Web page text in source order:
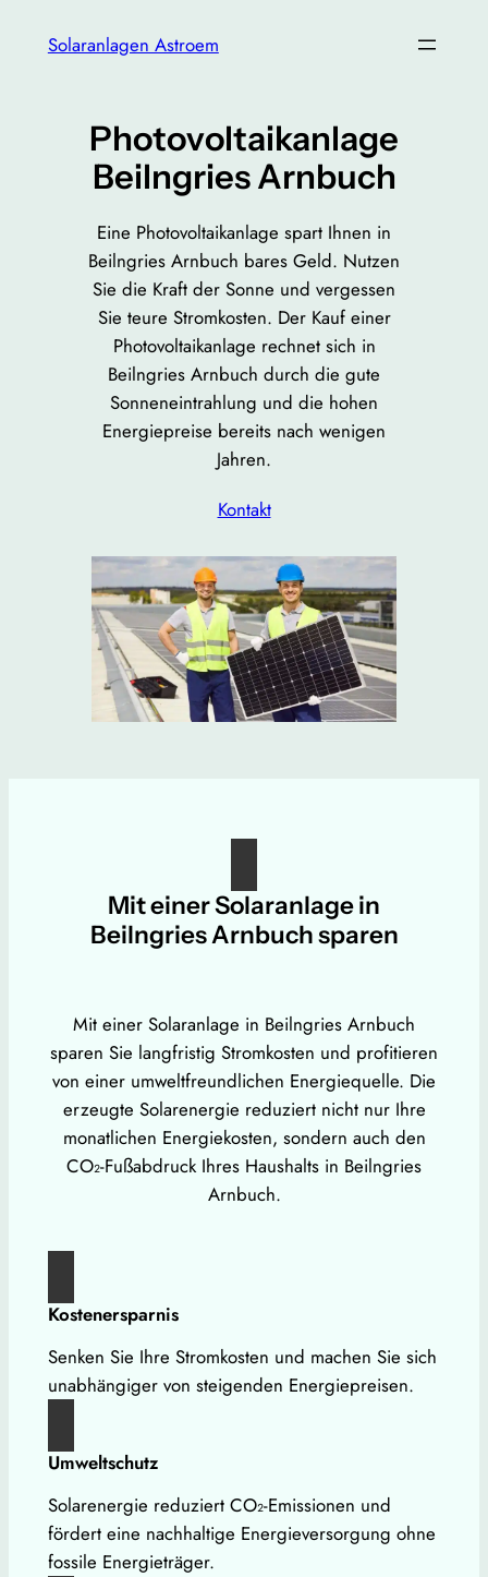
InhaltSolaranlagen Astroem
Photovoltaikanlage
Beilngries Arnbuch
Eine Photovoltaikanlage spart Ihnen in
Beilngries Arnbuch bares Geld. Nutzen
Sie die Kraft der Sonne und vergessen
Sie teure Stromkosten. Der Kauf einer
Photovoltaikanlage rechnet sich in
Beilngries Arnbuch durch die gute
Sonneneintrahlung und die hohen
Energiepreise bereits nach wenigen
Jahren.
Kontakt
Mit einer Solaranlage in
Beilngries Arnbuch sparen
Mit einer Solaranlage in Beilngries Arnbuch
sparen Sie langfristig Stromkosten und profitieren
von einer umweltfreundlichen Energiequelle. Die
erzeugte Solarenergie reduziert nicht nur Ihre
monatlichen Energiekosten, sondern auch den
CO₂-Fußabdruck Ihres Haushalts in Beilngries
Arnbuch.
Kostenersparnis
Senken Sie Ihre Stromkosten und machen Sie sich
unabhängiger von steigenden Energiepreisen.
Umweltschutz
Solarenergie reduziert CO₂-Emissionen und
fördert eine nachhaltige Energieversorgung ohne
fossile Energieträger.